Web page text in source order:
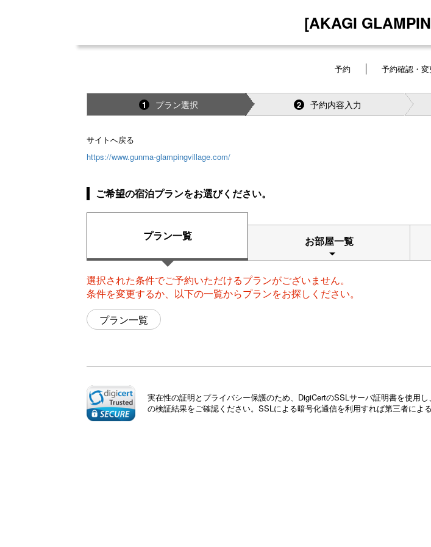
[AKAGI
予約 予約確認・
1 プラン選択 2 予約内容入力
サイトへ戻る
https://www.gunma-glampingvillage.com/
ご希望の宿泊プランをお選びください。
プラン一覧 お部屋一覧
選択された条件でご予約いただけるプランがございません。
条件を変更するか、以下の一覧からプランをお探しください。
プラン一覧
実在性の証明とプライバシー保護のため、DigiCertのSSLサーバ証明書を使用
の検証結果をご確認ください。SSLによる暗号化通信を利用すれば第三者に